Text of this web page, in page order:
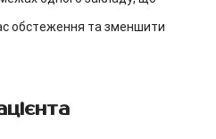
обстеження та зменшити